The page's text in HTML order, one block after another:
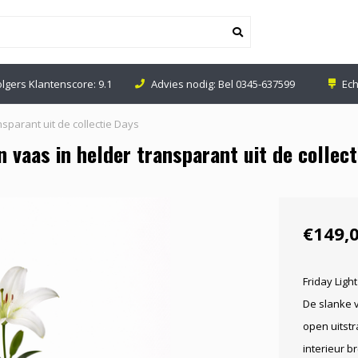
Klantenscore: 9.1 Advies nodig: Bel 0345-637599
uit de collectie Days
in helder transparant uit de
Friday
De slanke
open
interieur